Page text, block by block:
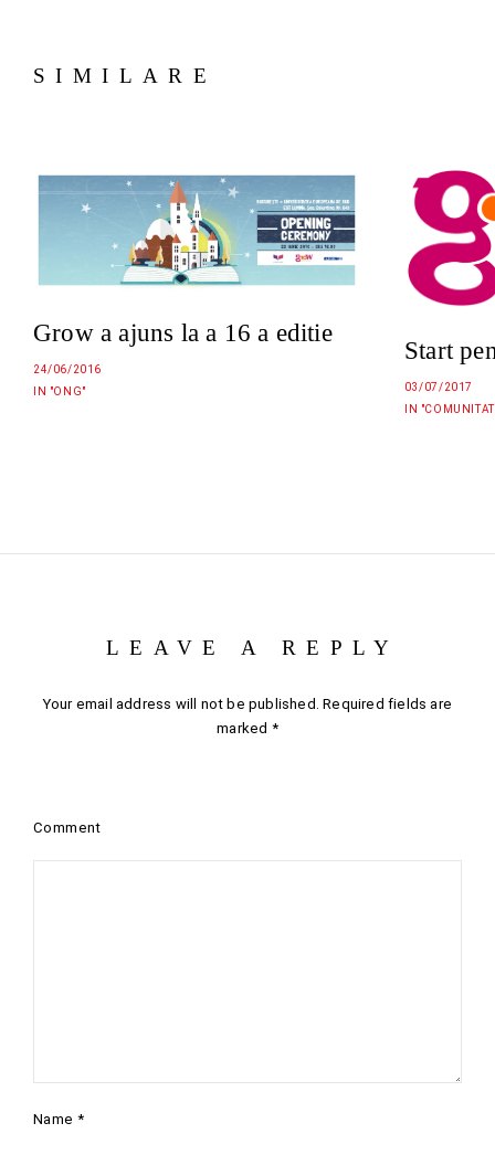
SIMILARE
Grow a ajuns la a 16 a editie
24/06/2016
IN "ONG"
Start
03/07/2017
IN
LEAVE A REPLY
Your email address will not be published. Required fields are
marked *
Comment
Name *